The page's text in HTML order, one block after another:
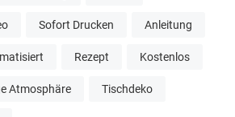
Sofort Drucken Anleitung
Rezept Kostenlos
Atmosphäre Tischdeko